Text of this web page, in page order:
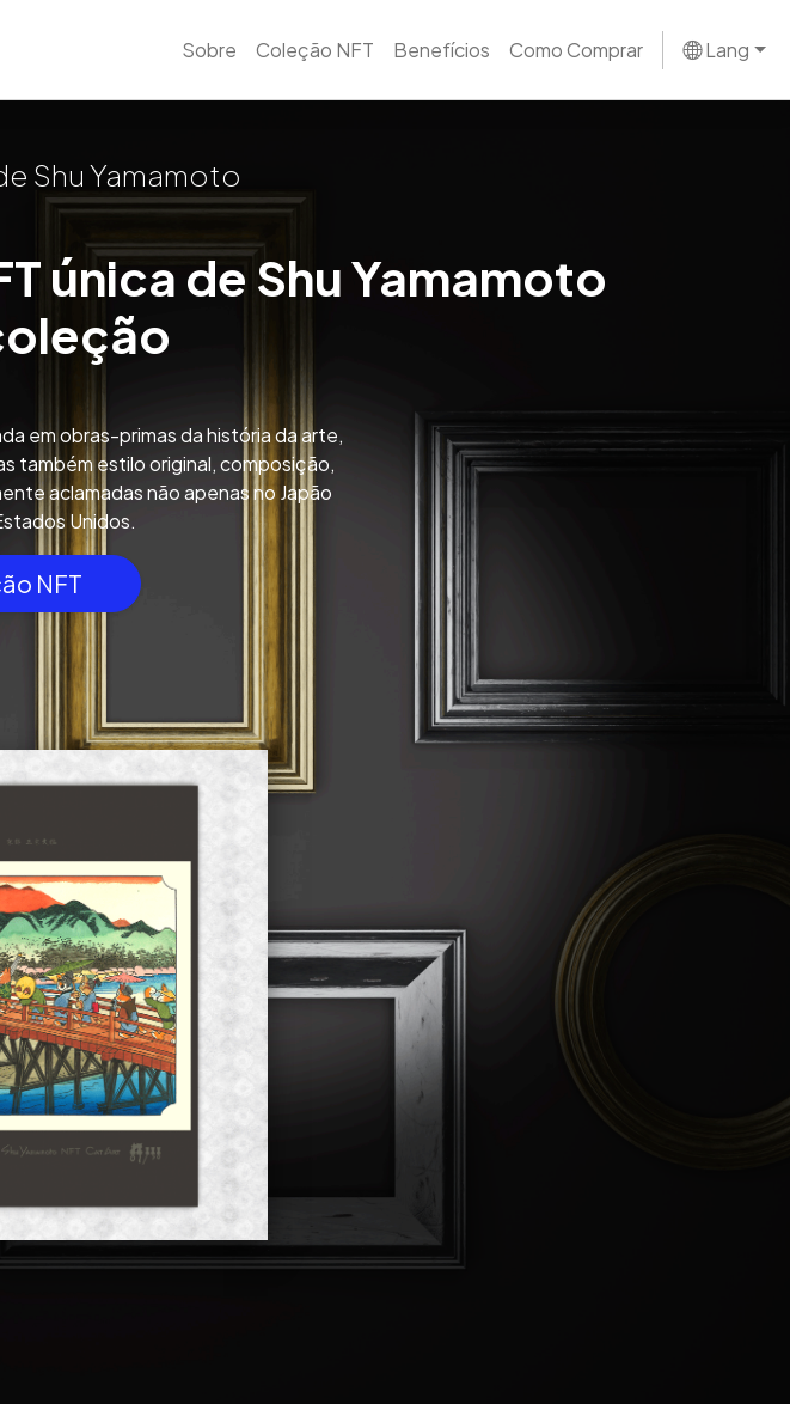
Sobre Coleção NFT Benefícios Como Comprar Lang
Shu Yamamoto
única de Shu Yamamoto
em obras-primas da história da arte,
também estilo original, composição,
aclamadas não apenas no Japão
Unidos.
NFT